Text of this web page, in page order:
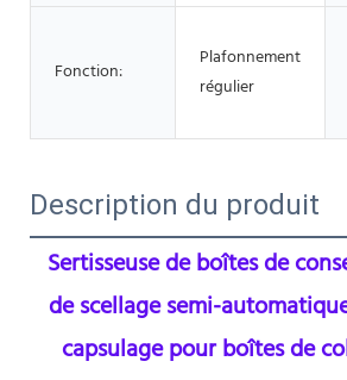
Fonction:
Plafonnement
régulier
Description du produit
Sertisseuse de boîtes de
de scellage semi-
capsulage pour boîtes de